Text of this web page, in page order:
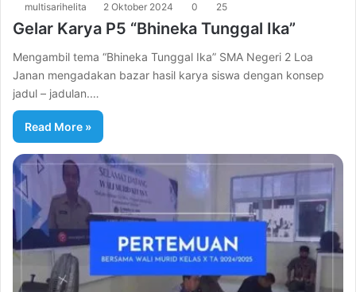
multisarihelita 2 Oktober 2024 0 25
Gelar Karya P5 “Bhineka Tunggal Ika”
Mengambil tema “Bhineka Tunggal Ika” SMA Negeri 2 Loa
Janan mengadakan bazar hasil karya siswa dengan konsep
jadul – jadulan.…
Read More »